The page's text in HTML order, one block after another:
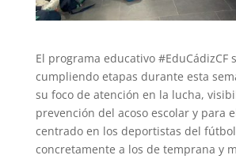
El programa educativo #EduCádizCF
cumpliendo etapas durante esta
su foco de atención en la lucha,
prevención del acoso escolar y para
centrado en los deportistas del
concretamente a los de temprana y